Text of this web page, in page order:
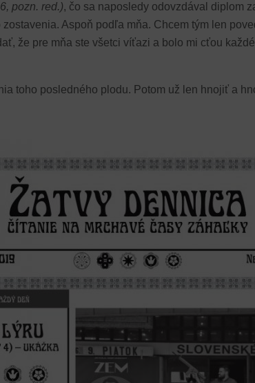
pozn. red.), čo sa naposledy odovzdával diplom
Aspoň podľa mňa. Chcem tým len
že pre mňa ste všetci víťazi a bolo mi cťou
toho posledného plodu. Potom už len hnojiť a